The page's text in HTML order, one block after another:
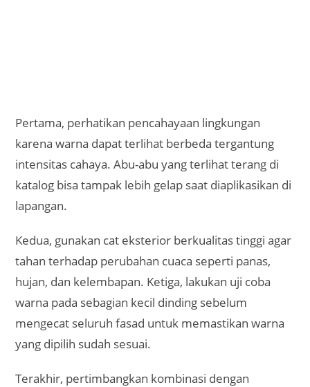
Pertama, perhatikan pencahayaan lingkungan
karena warna dapat terlihat berbeda tergantung
intensitas cahaya. Abu-abu yang terlihat terang di
katalog bisa tampak lebih gelap saat diaplikasikan di
lapangan.
Kedua, gunakan cat eksterior berkualitas tinggi agar
tahan terhadap perubahan cuaca seperti panas,
hujan, dan kelembapan. Ketiga, lakukan uji coba
warna pada sebagian kecil dinding sebelum
mengecat seluruh fasad untuk memastikan warna
yang dipilih sudah sesuai.
Terakhir, pertimbangkan kombinasi dengan